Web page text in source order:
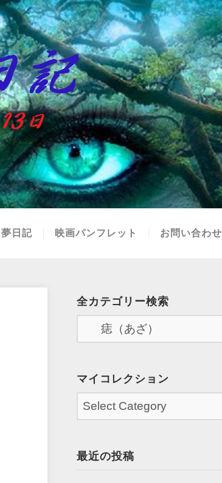
夢日記 映画パンフレット お問い合わせ
全カテゴリー検索
マイコレクション
最近の投稿